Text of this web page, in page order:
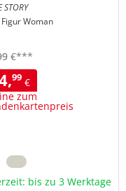
STORY
Woman
€***
99€
zum
bis zu 3 Werktage